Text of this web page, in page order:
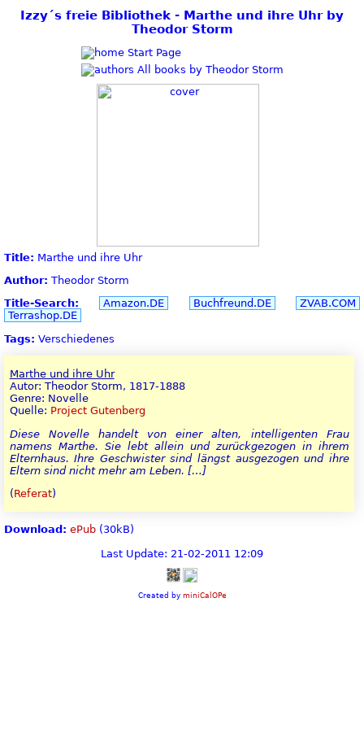
Izzy´s freie Bibliothek - Marthe und ihre Uhr by
Theodor Storm
Start Page
All books by Theodor Storm
Title: Marthe und ihre Uhr
Author: Theodor Storm
Title-Search:
Amazon.DE Buchfreund.DE
ZVAB.COM
Terrashop.DE
Tags: Verschiedenes
Marthe und ihre Uhr
Autor: Theodor Storm, 1817-1888
Genre: Novelle
Quelle: Project Gutenberg
Diese Novelle handelt von einer alten, intelligenten Frau
namens Marthe. Sie lebt allein und zurückgezogen in ihrem
Elternhaus. Ihre Geschwister sind längst ausgezogen und ihre
Eltern sind nicht mehr am Leben. […]
(Referat)
Download: ePub (30kB)
Last Update: 21-02-2011 12:09
Created by miniCalOPe